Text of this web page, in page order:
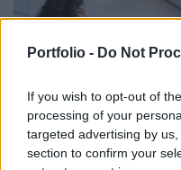
Portfolio - Do Not
If you wish to opt-out of
processing of your
targeted advertising by
section to confirm your